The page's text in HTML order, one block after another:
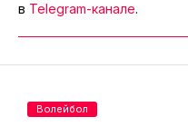
в Telegram-канале.
Волейбол